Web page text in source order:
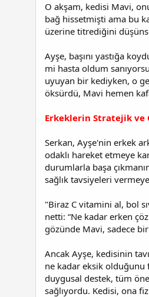
O akşam, kedisi Mavi,
bağ hissetmişti ama bu
üzerine titrediğini
Ayşe, başını yastığa
mi hasta oldum
uyuyan bir kediyken, o
öksürdü, Mavi hemen
Erkeklerin Stratejik ve
Serkan, Ayşe'nin erkek
odaklı hareket etmeye
durumlarla başa
sağlık tavsiyeleri
"Biraz C vitamini al, bol
netti: “Ne kadar erken
gözünde Mavi, sadece
Ancak Ayşe, kedisinin
ne kadar eksik olduğunu
duygusal destek, tüm
sağlıyordu. Kedisi, ona